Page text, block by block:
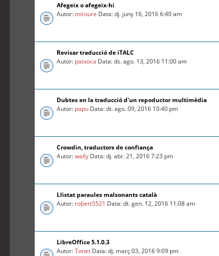
Afegeix o afegeix-hi
Autor: miroure Data: dj. juny 16, 2016 6:40 am
Revisar traducció de iTALC
Autor: patxoca Data: ds. ago. 13, 2016 11:00 am
Dubtes en la traducció d'un repoductor multimèdia
Autor: papu Data: dt. ago. 09, 2016 10:40 pm
Crowdin, traductors de confiança
Autor:wally Data: dj. abr. 21, 2016 7:23 pm
Llistat paraules malsonants català
Autor: robert5521 Data: dt. gen. 12, 2016 11:08 am
LibreOffice 5.1.0.3
Autor:Tonet Data: dj. març 03, 2016 9:09 pm